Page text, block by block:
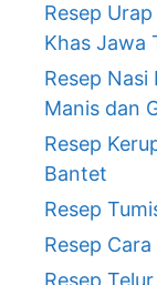
Resep
Khas Jawa
Resep Nasi
Manis dan
Resep
Bantet
Resep
Resep
Resep